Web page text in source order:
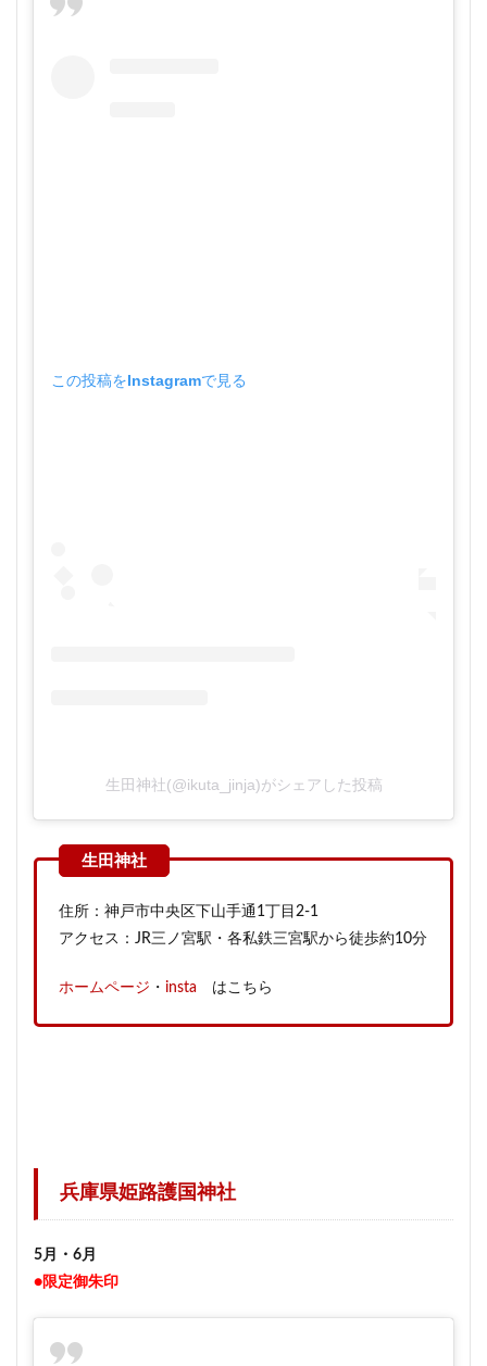
この投稿をInstagramで見る
生田神社(@ikuta_jinja)がシェアした投稿
住所：神戸市中央区下山手通1丁目2-1
アクセス：JR三ノ宮駅・各私鉄三宮駅から徒歩約10分
ホームページ ・ insta はこちら
兵庫県姫路護国神社
5月・6月
●限定御朱印